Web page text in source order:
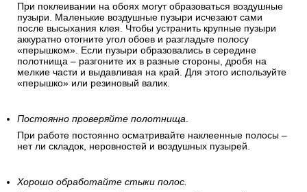
При поклеивании на обоях могут образоваться воздушные
пузыри. Маленькие воздушные пузыри исчезают сами
после высыхания клея. Чтобы устранить крупные пузыри
аккуратно отогните угол обоев и разгладьте полосу
«перышком». Если пузыри образовались в середине
полотнища – разгоните их в разные стороны, дробя на
мелкие части и выдавливая на край. Для этого используйте
«перышко» или резиновый валик.
Постоянно проверяйте полотнища.
При работе постоянно осматривайте наклеенные полосы –
нет ли складок, неровностей и воздушных пузырей.
Хорошо обработайте стыки полос.